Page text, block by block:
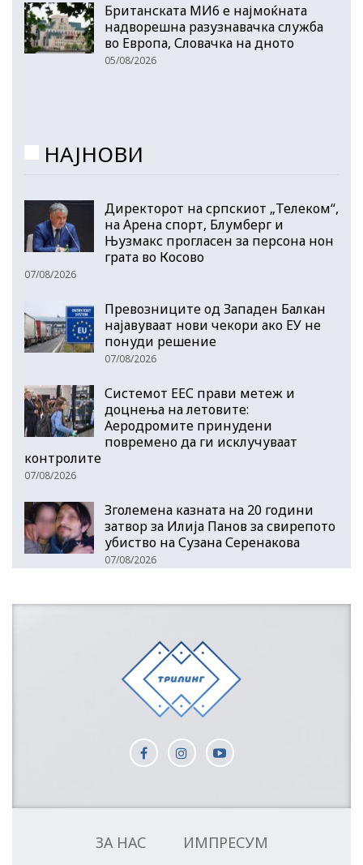
Британската МИ6 е најмоќната
надворешна разузнавачка служба
во Европа, Словачка на дното
05/08/2026
НАЈНОВИ
Директорот на српскиот „Телеком“,
на Арена спорт, Блумберг и
Њузмакс прогласен за персона нон
грата во Косово
07/08/2026
Превозниците од Западен Балкан
најавуваат нови чекори ако ЕУ не
понуди решение
07/08/2026
Системот ЕЕС прави метеж и
доцнења на летовите:
Аеродромите принудени
повремено да ги исклучуваат
контролите
07/08/2026
Зголемена казната на 20 години
затвор за Илија Панов за свирепото
убиство на Сузана Серенакова
07/08/2026
ЗА НАС
ИМПРЕСУМ